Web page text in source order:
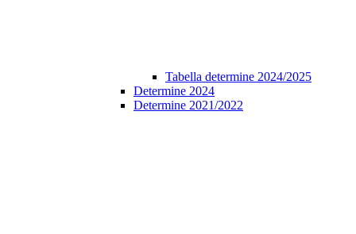
Tabella determine 2024/2025
Determine 2024
Determine 2021/2022